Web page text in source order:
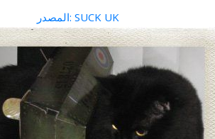
المصدر: SUCK UK